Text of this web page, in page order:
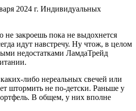
2024 г. Индивидуальных
не закроешь пока не выдохнется
идут навстречу. Ну чтож, в целом
недостатками ЛамдаТрейд
либо нереальных свечей или
штормить не по-детски. Раньше у
В общем, у них вполне